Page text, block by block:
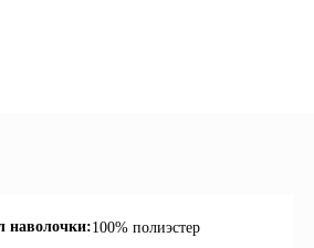
наволочки:100% полиэстер